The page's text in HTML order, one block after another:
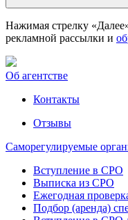
Нажимая стрелку
рекламной рассылки и
Об агентстве
Контакты
Отзывы
Саморегулируемые
Вступление в СРО
Выписка из СРО
Ежегодная
Подбор (аренда)